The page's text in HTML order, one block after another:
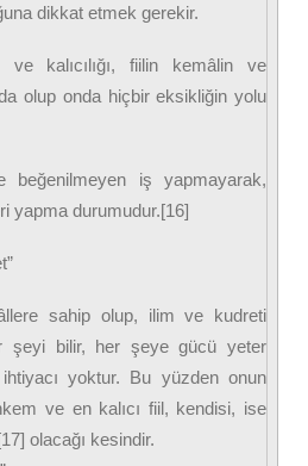
dikkat etmek gerekir.
ve kalıcılığı, fiilin kemâlin ve
olup onda hiçbir eksikliğin yolu
beğenilmeyen iş yapmayarak,
yapma durumudur.[16]
sahip olup, ilim ve kudreti
şeyi bilir, her şeye gücü yeter
yoktur. Bu yüzden onun
ve en kalıcı fiil, kendisi, ise
olacağı kesindir.